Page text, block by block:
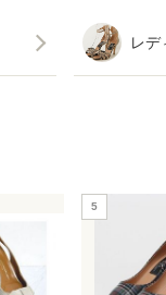
レデ
5